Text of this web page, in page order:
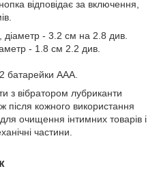
відповідає за включення,
- 3.2 см на 2.8 див.
- 1.8 см 2.2 див.
батарейки ААА.
з вібратором лубриканти
після кожного використання
очищення інтимних товарів і
частини.